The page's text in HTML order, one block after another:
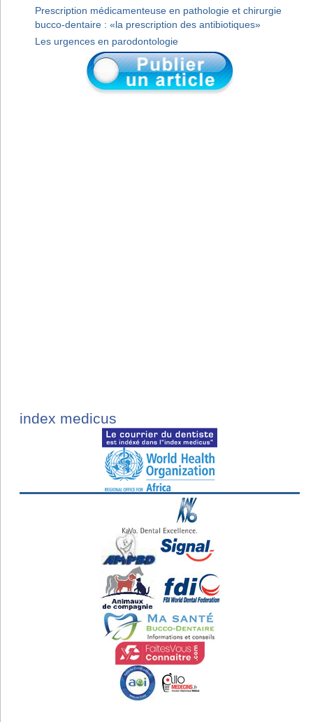
Prescription médicamenteuse en pathologie et chirurgie
bucco-dentaire : «la prescription des antibiotiques»
Les urgences en parodontologie
index medicus